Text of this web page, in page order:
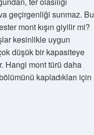
geçirgenliği sunmaz. Bu
mont kışın giyilir mi?
kesinlikle uygun
düşük bir kapasiteye
Hangi mont türü daha
kapladıkları için